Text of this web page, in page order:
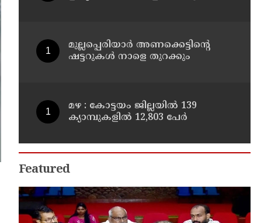
മുല്ലപ്പെരിയാർ അണക്കെട്ടിന്റെ
ഷട്ടറുകൾ നാളെ തുറക്കും
മഴ : കോട്ടയം ജില്ലയിൽ 139
ക്യാമ്പുകളിൽ 12,803 പേര്‍
Featured